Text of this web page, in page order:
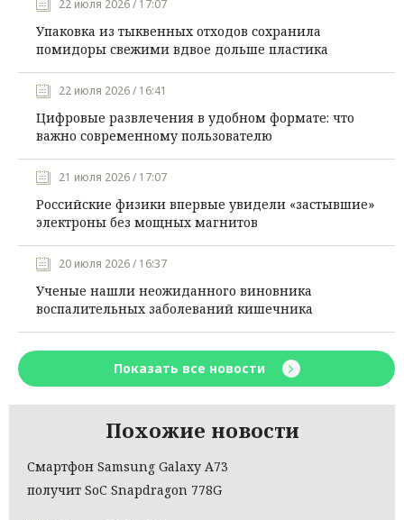
22 июля 2026 / 17:07
Упаковка из тыквенных отходов сохранила
помидоры свежими вдвое дольше пластика
22 июля 2026 / 16:41
Цифровые развлечения в удобном формате: что
важно современному пользователю
21 июля 2026 / 17:07
Российские физики впервые увидели «застывшие»
электроны без мощных магнитов
20 июля 2026 / 16:37
Ученые нашли неожиданного виновника
воспалительных заболеваний кишечника
Показать все новости
Похожие новости
Смартфон Samsung Galaxy A73
получит SoC Snapdragon 778G